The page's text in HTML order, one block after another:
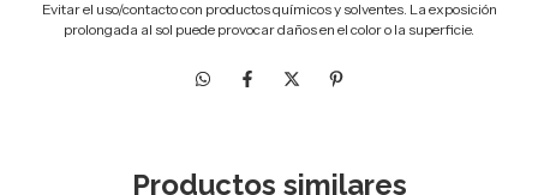
Evitar el uso/contacto con productos químicos y solventes. La exposición
prolongada al sol puede provocar daños en el color o la superficie.
Productos similares